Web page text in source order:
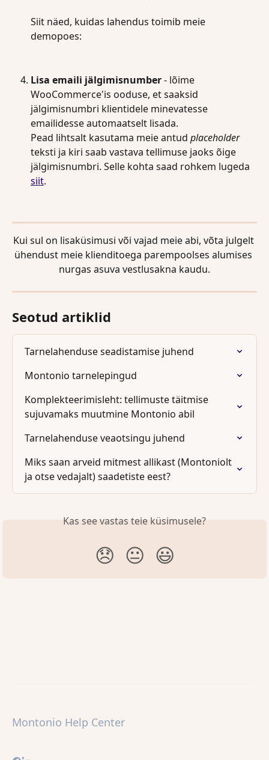
Siit näed, kuidas lahendus toimib meie
demopoes:
Lisa emaili jälgimisnumber - lõime
WooCommerce'is ooduse, et saaksid
jälgimisnumbri klientidele minevatesse
emailidesse automaatselt lisada.
Pead lihtsalt kasutama meie antud placeholder
teksti ja kiri saab vastava tellimuse jaoks õige
jälgimisnumbri. Selle kohta saad rohkem lugeda
siit.
Kui sul on lisaküsimusi või vajad meie abi, võta julgelt
ühendust meie klienditoega parempoolses alumises
nurgas asuva vestlusakna kaudu.
Seotud artiklid
Tarnelahenduse seadistamise juhend
Montonio tarnelepingud
Komplekteerimisleht: tellimuste täitmise
sujuvamaks muutmine Montonio abil
Tarnelahenduse veaotsingu juhend
Miks saan arveid mitmest allikast (Montoniolt
ja otse vedajalt) saadetiste eest?
Kas see vastas teie küsimusele?
😞 😐 😃
Montonio Help Center